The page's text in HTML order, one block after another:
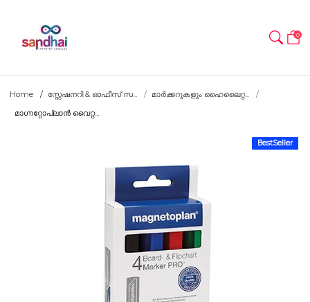
0
Home സ്റ്റേഷനറി & ഓഫീസ് സ...
മാർക്കറുകളും ഹൈലൈറ്റ...
മാഗ്നറ്റോപ്ലാൻ വൈറ്റ...
BestSeller